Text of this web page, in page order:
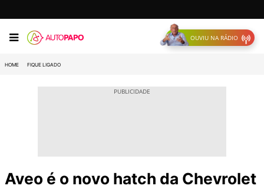
OUVIU NA RÁDIO
HOME FIQUE LIGADO
Aveo é o novo hatch da Chevrolet